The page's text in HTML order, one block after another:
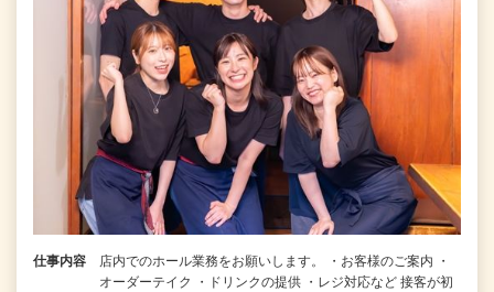
仕事内容
店内でのホール業務をお願いします。 ・お客様のご案内 ・
オーダーテイク ・ドリンクの提供 ・レジ対応など 接客が初